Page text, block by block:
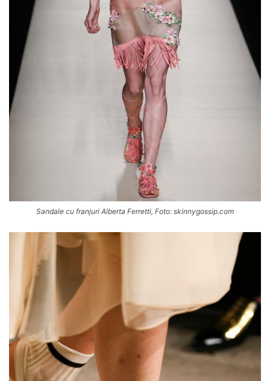
Sandale cu franjuri Alberta Ferretti, Foto: skinnygossip.com